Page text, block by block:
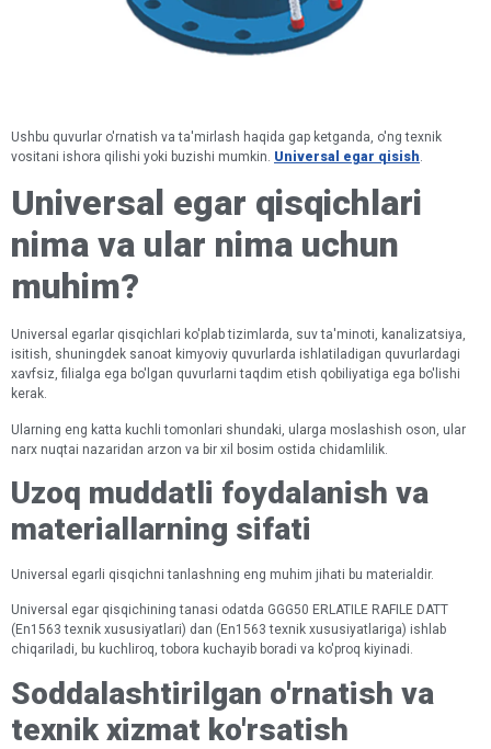
Ushbu quvurlar o'rnatish va ta'mirlash haqida gap ketganda, o'ng texnik
vositani ishora qilishi yoki buzishi mumkin. Universal egar qisish
Universal egar qisqichlari
nima va ular nima uchun
muhim?
Universal egarlar qisqichlari ko'plab tizimlarda, suv ta'minoti, kanalizatsiya,
isitish, shuningdek sanoat kimyoviy quvurlarda ishlatiladigan quvurlardagi
xavfsiz, filialga ega bo'lgan quvurlarni taqdim etish qobiliyatiga ega bo'lishi
kerak.
Ularning eng katta kuchli tomonlari shundaki, ularga moslashish oson, ular
narx nuqtai nazaridan arzon va bir xil bosim ostida chidamlilik.
Uzoq muddatli foydalanish va
materiallarning sifati
Universal egarli qisqichni tanlashning eng muhim jihati bu materialdir.
Universal egar qisqichining tanasi odatda GGG50 ERLATILE RAFILE DATT
(En1563 texnik xususiyatlari) dan (En1563 texnik xususiyatlariga) ishlab
chiqariladi, bu kuchliroq, tobora kuchayib boradi va ko'proq kiyinadi.
Soddalashtirilgan o'rnatish va
texnik xizmat ko'rsatish